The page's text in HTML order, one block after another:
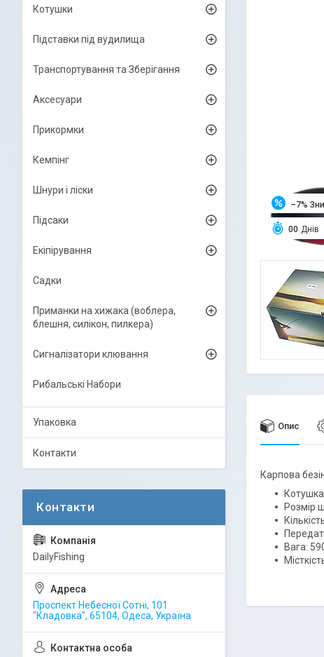
–7%
00 Днів
Опис
Карпова
Розмір
Вага:
Котушки
Підставки під вудилища
Транспортування та Зберігання
Аксесуари
Прикормки
Кемпінг
Шнури і ліски
Підсаки
Екіпірування
Садки
Приманки на хижака (воблера,
блешня, силікон, пилкера)
Сигналізатори клювання
Рибальські Набори
Упаковка
Контакти
DailyFishing
Проспект Небесної Сотні, 101
"Кладовка", 65104, Одеса, Україна